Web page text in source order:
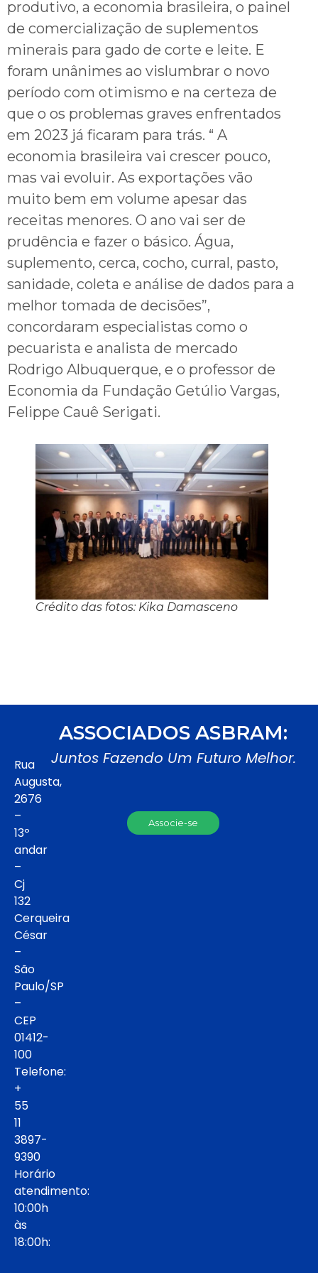
produtivo, a economia brasileira, o painel
de comercialização de suplementos
minerais para gado de corte e leite. E
foram unânimes ao vislumbrar o novo
período com otimismo e na certeza de
que o os problemas graves enfrentados
em 2023 já ficaram para trás. “ A
economia brasileira vai crescer pouco,
mas vai evoluir. As exportações vão
muito bem em volume apesar das
receitas menores. O ano vai ser de
prudência e fazer o básico. Água,
suplemento, cerca, cocho, curral, pasto,
sanidade, coleta e análise de dados para a
melhor tomada de decisões”,
concordaram especialistas como o
pecuarista e analista de mercado
Rodrigo Albuquerque, e o professor de
Economia da Fundação Getúlio Vargas,
Felippe Cauê Serigati.
Crédito das fotos: Kika Damasceno
Rua
Augusta,
2676
–
13º
andar
–
Cj
132
Cerqueira
César
–
São
Paulo/SP
–
CEP
01412-
100
Telefone:
+
55
11
3897-
9390
Horário
atendimento:
10:00h
às
18:00h:
ASSOCIADOS ASBRAM:
Juntos Fazendo Um Futuro Melhor.
Associe-se